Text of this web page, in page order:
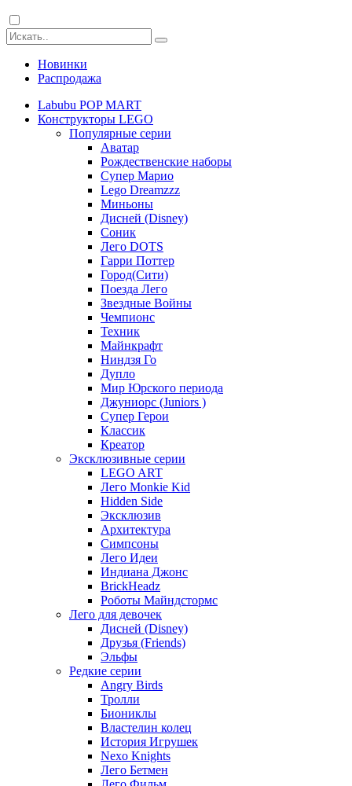
Новинки
Распродажа
Labubu POP MART
Конструкторы LEGO
Популярные серии
Аватар
Рождественские наборы
Супер Марио
Lego Dreamzzz
Миньоны
Дисней (Disney)
Соник
Лего DOTS
Гарри Поттер
Город(Сити)
Поезда Лего
Звездные Войны
Чемпионс
Техник
Майнкрафт
Ниндзя Го
Дупло
Мир Юрского периода
Джуниорс (Juniors )
Супер Герои
Классик
Креатор
Эксклюзивные серии
LEGO ART
Лего Monkie Kid
Hidden Side
Эксклюзив
Архитектура
Симпсоны
Лего Идеи
Индиана Джонс
BrickHeadz
Роботы Майндстормс
Лего для девочек
Дисней (Disney)
Друзья (Friends)
Эльфы
Редкие серии
Angry Birds
Тролли
Биониклы
Властелин колец
История Игрушек
Nexo Knights
Лего Бетмен